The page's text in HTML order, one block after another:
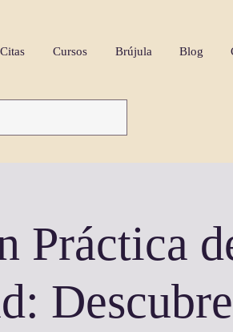
Citas Cursos Brújula Blog
Práctica